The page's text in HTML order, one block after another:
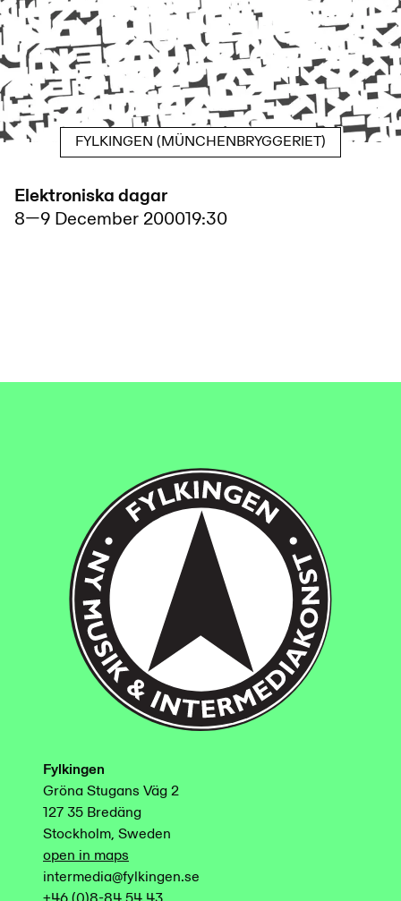
FYLKINGEN (MÜNCHENBRYGGERIET)
Elektroniska dagar
8—9 December 200019:30
Fylkingen
Gröna Stugans Väg 2
127 35 Bredäng
Stockholm, Sweden
open in maps
intermedia@fylkingen.se